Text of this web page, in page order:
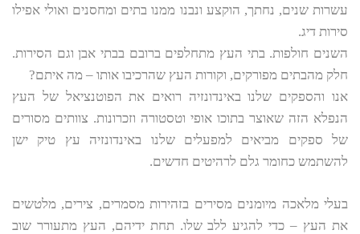
עשרות שנים, נחתך, הוקצע ונבנו ממנו בתים ומחסנים ואולי אפילו
סירות דיג.
השנים חולפות. בתי העץ מתחלפים ברובם בבתי אבן וגם הסירות.
חלק מהבתים מפורקים, וקורות העץ שהרכיבו אותו – מה איתם?
אנו והספקים שלנו באינדונזיה רואים את הפוטנציאל של העץ
הנפלא הזה שאוצר בתוכו אופי וטסטורה וזכרונות. צוותים מסורים
של ספקים מביאים למפעלים שלנו באינדונזיה עץ טיק ישן
להשתמש כחומר גלם לרהיטים חדשים.
בעלי מלאכה מיומנים מסירים בזהירות מסמרים, צירים, מלטשים
את העץ – כדי להגיע ללב שלו. תחת ידיהם, העץ מתעורר שוב